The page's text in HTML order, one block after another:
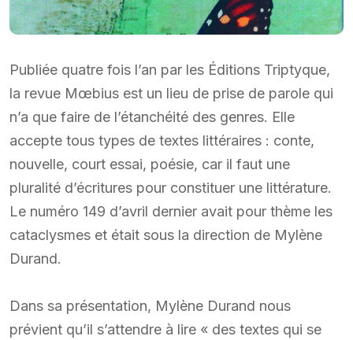
Publiée quatre fois l’an par les Éditions Triptyque,
la revue Mœbius est un lieu de prise de parole qui
n’a que faire de l’étanchéité des genres. Elle
accepte tous types de textes littéraires : conte,
nouvelle, court essai, poésie, car il faut une
pluralité d’écritures pour constituer une littérature.
Le numéro 149 d’avril dernier avait pour thème les
cataclysmes et était sous la direction de Mylène
Durand.
Dans sa présentation, Mylène Durand nous
prévient qu’il s’attendre à lire « des textes qui se